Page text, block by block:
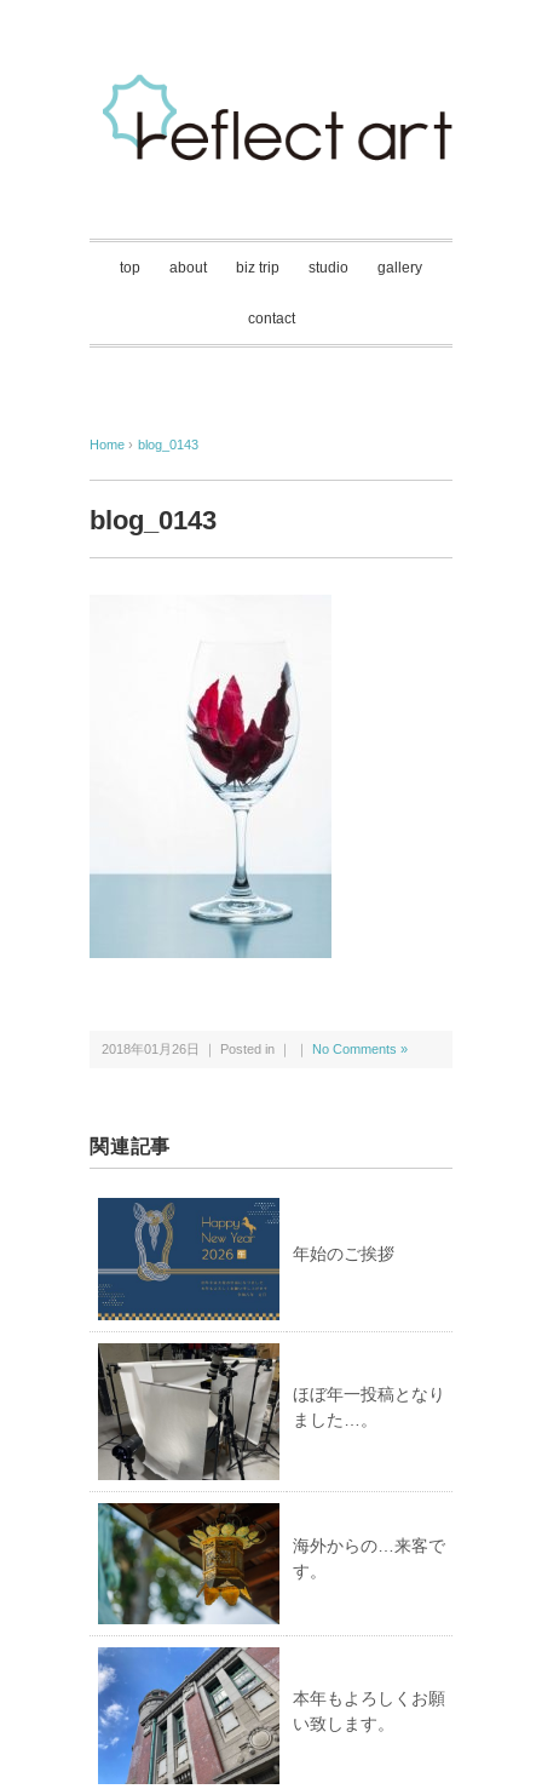
top about biz trip studio gallery
contact
Home › blog_0143
blog_0143
2018年01月26日 ｜ Posted in ｜ ｜ No Comments »
関連記事
年始のご挨拶
ほぼ年一投稿となり
ました…。
海外からの…来客で
す。
本年もよろしくお願
い致します。